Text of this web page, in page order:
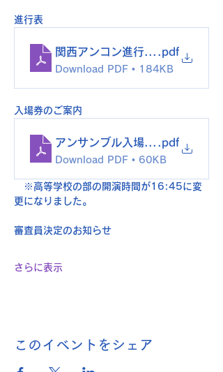
進行表
関西アンコン進行表2025
.pdf
Download PDF • 184KB
入場券のご案内
アンサンブル入場券販売について
.pdf
Download PDF • 60KB
※高等学校の部の開演時間が16:45に変
更になりました。
審査員決定のお知らせ
さらに表示
このイベントをシェア